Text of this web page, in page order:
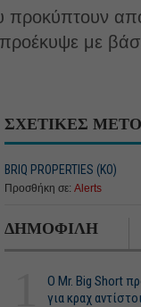
προκύπτουν
με
ΣΧΕΤΙΚΕΣ
BRIQ PROPERTIES (ΚΟ)
Προσθήκη σε: Alerts
ΔΗΜΟΦΙΛΗ
O Mr. Big Short
για κραχ